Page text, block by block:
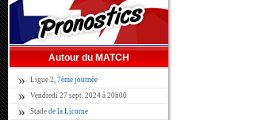
Autour du MATCH
Ligue 2, 7ème journèe
Vendredi 27 sept. 2024 à 20h00
Stade de la Licorne